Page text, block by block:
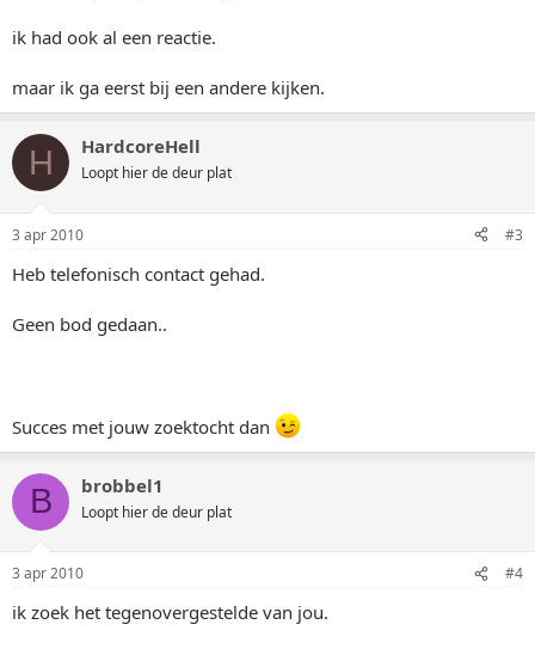
ik had ook al een reactie.
maar ik ga eerst bij een andere kijken.
H HardcoreHell
Loopt hier de deur plat
3 apr 2010 #3
Heb telefonisch contact gehad.
Geen bod gedaan..
Succes met jouw zoektocht dan
B brobbel1
Loopt hier de deur plat
3 apr 2010 #4
ik zoek het tegenovergestelde van jou.